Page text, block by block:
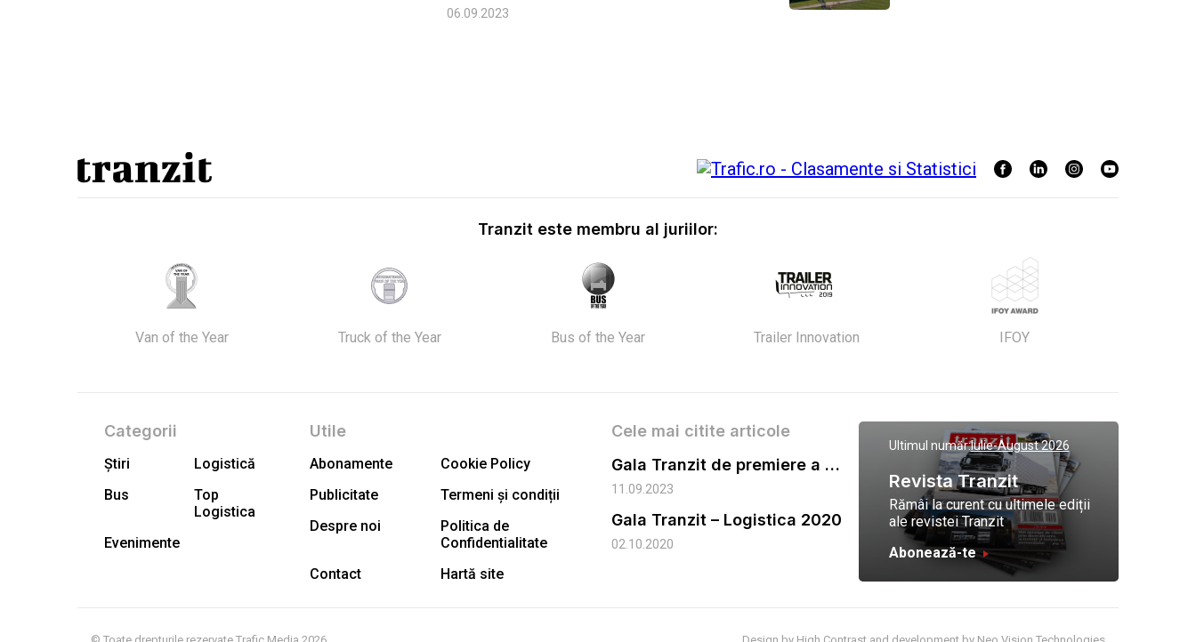
06.09.2023
Tranzit este membru al juriilor:
Van of the Year Truck of the Year Bus of the Year Trailer Innovation IFOY
Categorii
Știri
Logistică
Bus
Top
Logistica
Evenimente
Utile
Abonamente
Cookie Policy
Publicitate
Termeni și condiții
Despre noi
Politica de
Confidentialitate
Contact
Hartă site
Cele mai citite articole
Gala Tranzit de premiere a celor mai eficienti operatori de transport marfa 2023
11.09.2023
Gala Tranzit – Logistica 2020
02.10.2020
Ultimul număr:Iulie-August 2026
Revista Tranzit
Rămâi la curent cu ultimele ediții
ale revistei Tranzit
Abonează-te